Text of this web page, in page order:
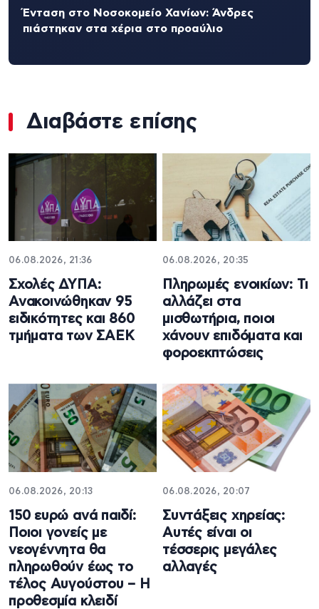
Ένταση στο Νοσοκομείο Χανίων: Άνδρες
πιάστηκαν στα χέρια στο προαύλιο
Διαβάστε επίσης
06.08.2026, 21:36
Σχολές ΔΥΠΑ:
Ανακοινώθηκαν 95
ειδικότητες και 860
τμήματα των ΣΑΕΚ
06.08.2026, 20:35
Πληρωμές ενοικίων: Τι
αλλάζει στα
μισθωτήρια, ποιοι
χάνουν επιδόματα και
φοροεκπτώσεις
06.08.2026, 20:13
150 ευρώ ανά παιδί:
Ποιοι γονείς με
νεογέννητα θα
πληρωθούν έως το
τέλος Αυγούστου – Η
προθεσμία κλειδί
06.08.2026, 20:07
Συντάξεις χηρείας:
Αυτές είναι οι
τέσσερις μεγάλες
αλλαγές